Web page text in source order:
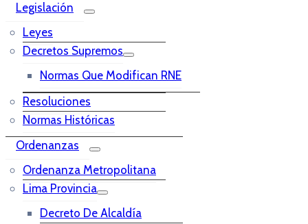
Legislación
Leyes
Decretos Supremos
Normas Que Modifican RNE
Resoluciones
Normas Históricas
Ordenanzas
Ordenanza Metropolitana
Lima Provincia
Decreto De Alcaldía